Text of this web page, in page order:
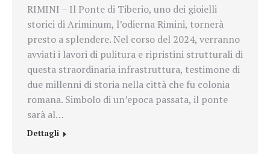
RIMINI – Il Ponte di Tiberio, uno dei gioielli
storici di Ariminum, l’odierna Rimini, tornerà
presto a splendere. Nel corso del 2024, verranno
avviati i lavori di pulitura e ripristini strutturali di
questa straordinaria infrastruttura, testimone di
due millenni di storia nella città che fu colonia
romana. Simbolo di un’epoca passata, il ponte
sarà al…
Dettagli